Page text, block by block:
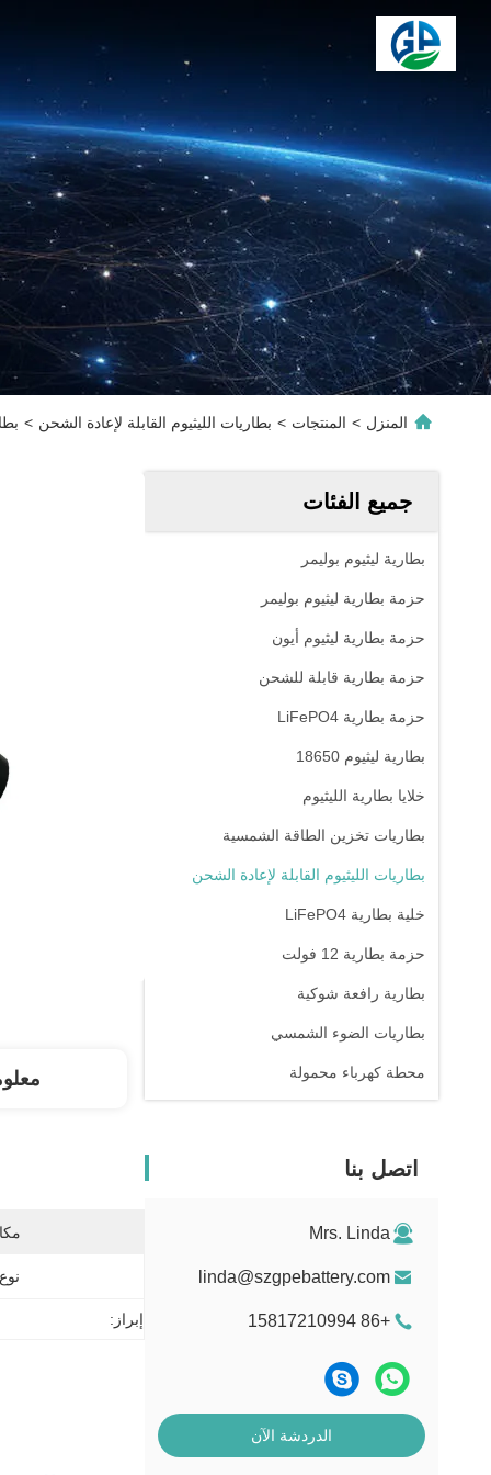
المنزل > المنتجات > بطاريات الليثيوم القابلة لإعادة الشحن >
جميع الفئات
بطارية ليثيوم بوليمر
حزمة بطارية ليثيوم بوليمر
حزمة بطارية ليثيوم أيون
حزمة بطارية قابلة للشحن
حزمة بطارية LiFePO4
بطارية ليثيوم 18650
خلايا بطارية الليثيوم
بطاريات تخزين الطاقة الشمسية
بطاريات الليثيوم القابلة لإعادة الشحن
خلية بطارية LiFePO4
حزمة بطارية 12 فولت
بطارية رافعة شوكية
بطاريات الضوء الشمسي
محطة كهرباء محمولة
اتصل بنا
Mrs. Linda
linda@szgpebattery.com
+86 15817210994
الدردشة الآن
إبراز: